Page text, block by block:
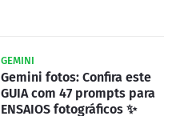
GEMINI
Gemini fotos: Confira este
GUIA com 47 prompts para
ENSAIOS fotográficos ✨